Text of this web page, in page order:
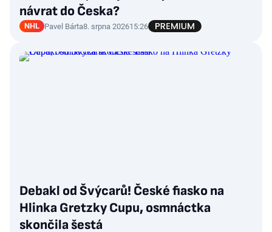
návrat do Česka?
NHL Pavel Bárta8. srpna 202615:26
Debakl od Švýcarů! České fiasko na
Hlinka Gretzky Cupu, osmnáctka
skončila šestá